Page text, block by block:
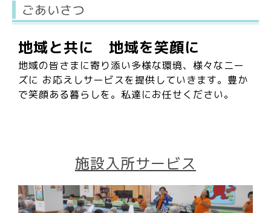
ごあいさつ
地域と共に 地域を笑顔に
地域の皆さまに寄り添い多様な環境、様々なニー
ズに お応えしサービスを提供していきます。 豊か
で笑顔ある暮らしを。 私達にお任せください。
施設入所サービス